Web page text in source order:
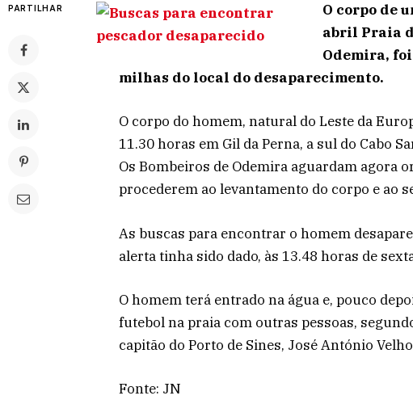
PARTILHAR
O corpo de
abril Praia
Odemira,
milhas do local do desaparecimento.
O corpo do homem, natural do Leste da
11.30 horas em Gil da Perna, a sul do Cabo
Os Bombeiros de Odemira aguardam agora
procederem ao levantamento do corpo e ao
As buscas para encontrar o homem
alerta tinha sido dado, às 13.48 horas de
O homem terá entrado na água e, pouco
futebol na praia com outras pessoas,
capitão do Porto de Sines, José António
Fonte: JN